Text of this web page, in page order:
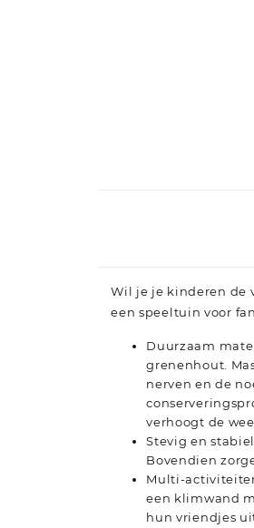
Wil je je kinderen de
een speeltuin voor
Duurzaam
grenenhout.
nerven en de
verhoogt de
Stevig en
Bovendien
Multi-
een klimwand
hun vriendjes